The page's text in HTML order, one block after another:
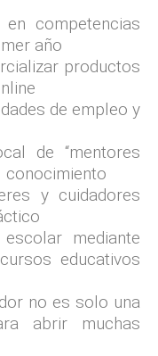
competencias
año
productos
de empleo y
de “mentores
conocimiento
y cuidadores
mediante
educativos
no es solo una
abrir muchas